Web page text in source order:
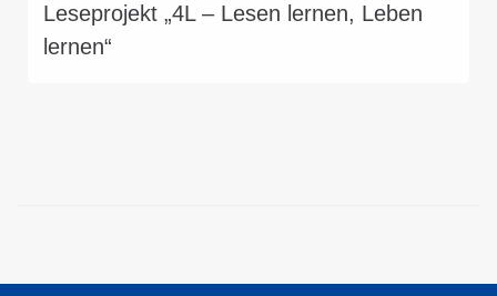
Leseprojekt „4L – Lesen lernen, Leben
lernen“